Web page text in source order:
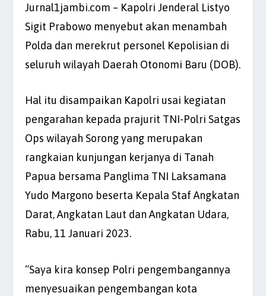
Jurnal1jambi.com – Kapolri Jenderal Listyo
Sigit Prabowo menyebut akan menambah
Polda dan merekrut personel Kepolisian di
seluruh wilayah Daerah Otonomi Baru (DOB).
Hal itu disampaikan Kapolri usai kegiatan
pengarahan kepada prajurit TNI-Polri Satgas
Ops wilayah Sorong yang merupakan
rangkaian kunjungan kerjanya di Tanah
Papua bersama Panglima TNI Laksamana
Yudo Margono beserta Kepala Staf Angkatan
Darat, Angkatan Laut dan Angkatan Udara,
Rabu, 11 Januari 2023.
“Saya kira konsep Polri pengembangannya
menyesuaikan pengembangan kota